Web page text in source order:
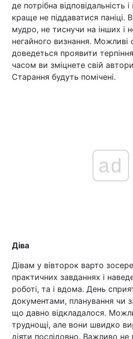
де потрібна відповідальність
краще не піддаватися паніці.
мудро, не тиснучи на інших і
негайного визнання. Можливі
доведеться проявити
часом ви зміцнете свій
Старання будуть помічені.
ad
Діва
Дівам у вівторок варто
практичних завданнях і
роботі, та і вдома. День
документами, планування чи
що давно відкладалося.
труднощі, але вони швидко
діяти послідовно. Важливо не